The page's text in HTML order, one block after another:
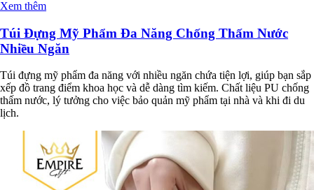
Xem thêm
Túi Đựng Mỹ Phẩm Đa Năng Chống Thấm Nước
Nhiều Ngăn
Túi đựng mỹ phẩm đa năng với nhiều ngăn chứa tiện lợi, giúp bạn sắp
xếp đồ trang điểm khoa học và dễ dàng tìm kiếm. Chất liệu PU chống
thấm nước, lý tưởng cho việc bảo quản mỹ phẩm tại nhà và khi đi du
lịch.